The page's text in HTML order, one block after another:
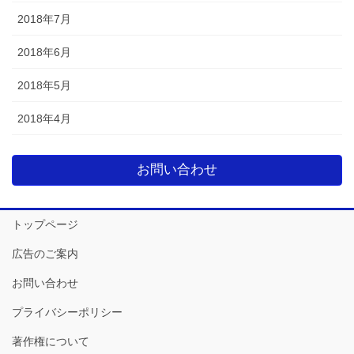
2018年7月
2018年6月
2018年5月
2018年4月
お問い合わせ
トップページ
広告のご案内
お問い合わせ
プライバシーポリシー
著作権について